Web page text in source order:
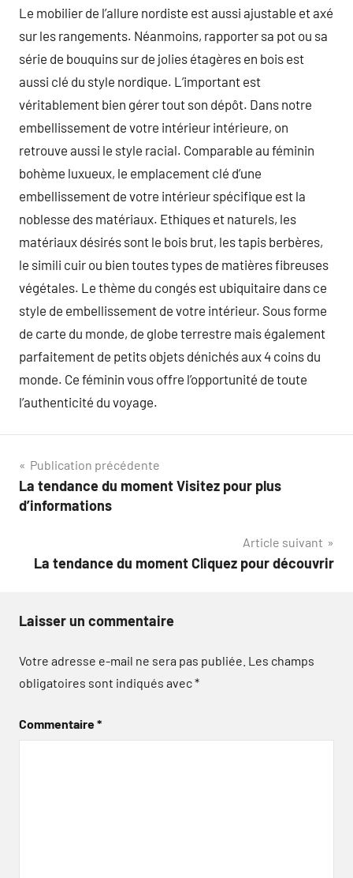
Le mobilier de l’allure nordiste est aussi ajustable et axé
sur les rangements. Néanmoins, rapporter sa pot ou sa
série de bouquins sur de jolies étagères en bois est
aussi clé du style nordique. L’important est
véritablement bien gérer tout son dépôt. Dans notre
embellissement de votre intérieur intérieure, on
retrouve aussi le style racial. Comparable au féminin
bohème luxueux, le emplacement clé d’une
embellissement de votre intérieur spécifique est la
noblesse des matériaux. Ethiques et naturels, les
matériaux désirés sont le bois brut, les tapis berbères,
le simili cuir ou bien toutes types de matières fibreuses
végétales. Le thème du congés est ubiquitaire dans ce
style de embellissement de votre intérieur. Sous forme
de carte du monde, de globe terrestre mais également
parfaitement de petits objets dénichés aux 4 coins du
monde. Ce féminin vous offre l’opportunité de toute
l’authenticité du voyage.
Navigation
de
Publication précédente
La tendance du moment Visitez pour plus
d’informations
Article suivant
La tendance du moment Cliquez pour découvrir
Laisser un commentaire
Votre adresse e-mail ne sera pas publiée. Les champs
obligatoires sont indiqués avec*
Commentaire*